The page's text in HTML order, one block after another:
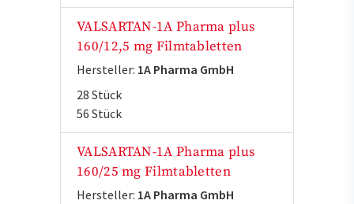
VALSARTAN-1A Pharma plus
160/12,5 mg Filmtabletten
Hersteller: 1A Pharma GmbH
28 Stück
56 Stück
VALSARTAN-1A Pharma plus
160/25 mg Filmtabletten
Hersteller: 1A Pharma GmbH